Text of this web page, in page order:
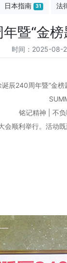
日本指南 31 法
暨“金
时间：2025-08-
辰240周年暨“金榜
铭记精神 | 不
会顺利举行。活